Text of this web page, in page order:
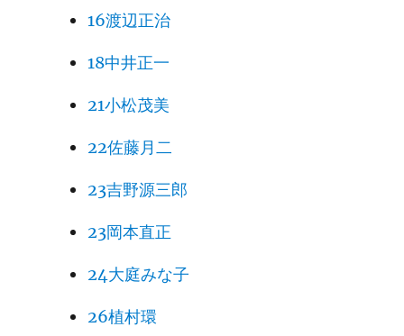
16渡辺正治
18中井正一
21小松茂美
22佐藤月二
23吉野源三郎
23岡本直正
24大庭みな子
26植村環